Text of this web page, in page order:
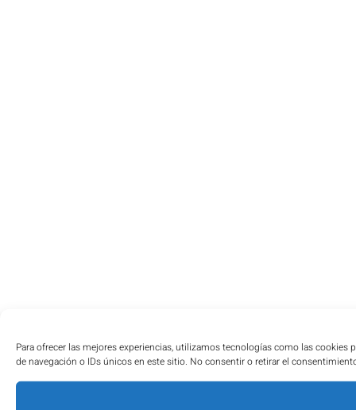
Para ofrecer las mejores experiencias, utilizamos tecnologías como las
de navegación o IDs únicos en este sitio. No consentir o retirar el